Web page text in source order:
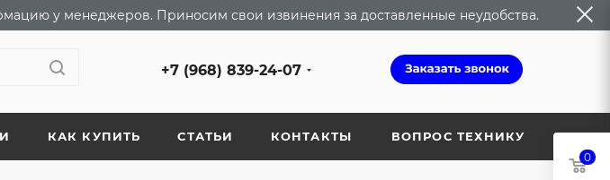
у менеджеров. Приносим свои извинения за доставленные неудобства.
+7 (968) 839-24-07
КАК КУПИТЬ СТАТЬИ КОНТАКТЫ ВОПРОС ТЕХНИКУ
0